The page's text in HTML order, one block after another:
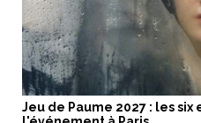
Jeu de Paume 2027 : les